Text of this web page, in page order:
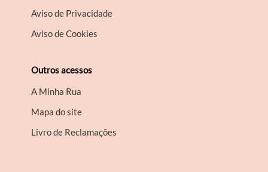
Aviso de Privacidade
Aviso de Cookies
Outros acessos
A Minha Rua
Mapa do site
Livro de Reclamações